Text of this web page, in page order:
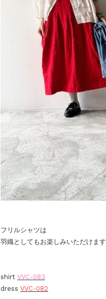
フリルシャツは
羽織としてもお楽しみいただけます
shirt VVC-083
dress VVC-082